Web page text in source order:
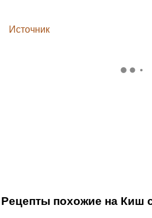
Источник
Рецепты похожие на Киш